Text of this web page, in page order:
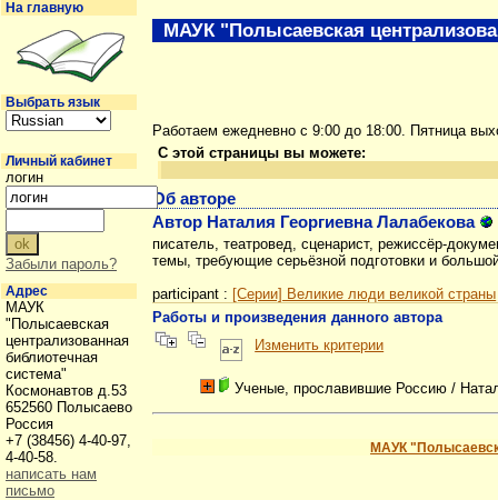
Работаем ежедневно с 9:00 до 18:00. Пятница
С этой страницы вы можете:
Об авторе
Автор Наталия Георгиевна Лалабекова
писатель, театровед, сценарист, режиссёр-
темы, требующие серьёзной подготовки и
participant : [Серии] Великие люди великой страны
Работы и произведения данного автора
Изменить критерии
Ученые, прославившие Россию /
МАУК
МАУК "Полысаевская
На главную
Выбрать язык
Личный кабинет
логин
Забыли пароль?
Адрес
МАУК
"Полысаевская
централизованная
библиотечная
система"
Космонавтов д.53
652560 Полысаево
Россия
+7 (38456) 4-40-97,
4-40-58.
написать нам
письмо